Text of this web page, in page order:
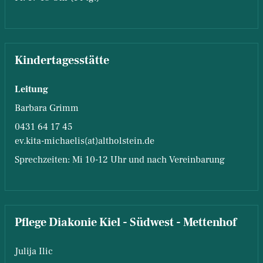
Kindertagesstätte
Leitung
Barbara Grimm
0431 64 17 45
ev.kita-michaelis(at)altholstein.de
Sprechzeiten: Mi 10-12 Uhr und nach Vereinbarung
Pflege Diakonie Kiel - Südwest - Mettenhof
Julija Ilic